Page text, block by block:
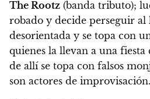
The Rootz (banda tributo);
robado y decide perseguir al
desorientada y se topa con
quienes la llevan a una fiesta
de allí se topa con falsos
son actores de improvisación.